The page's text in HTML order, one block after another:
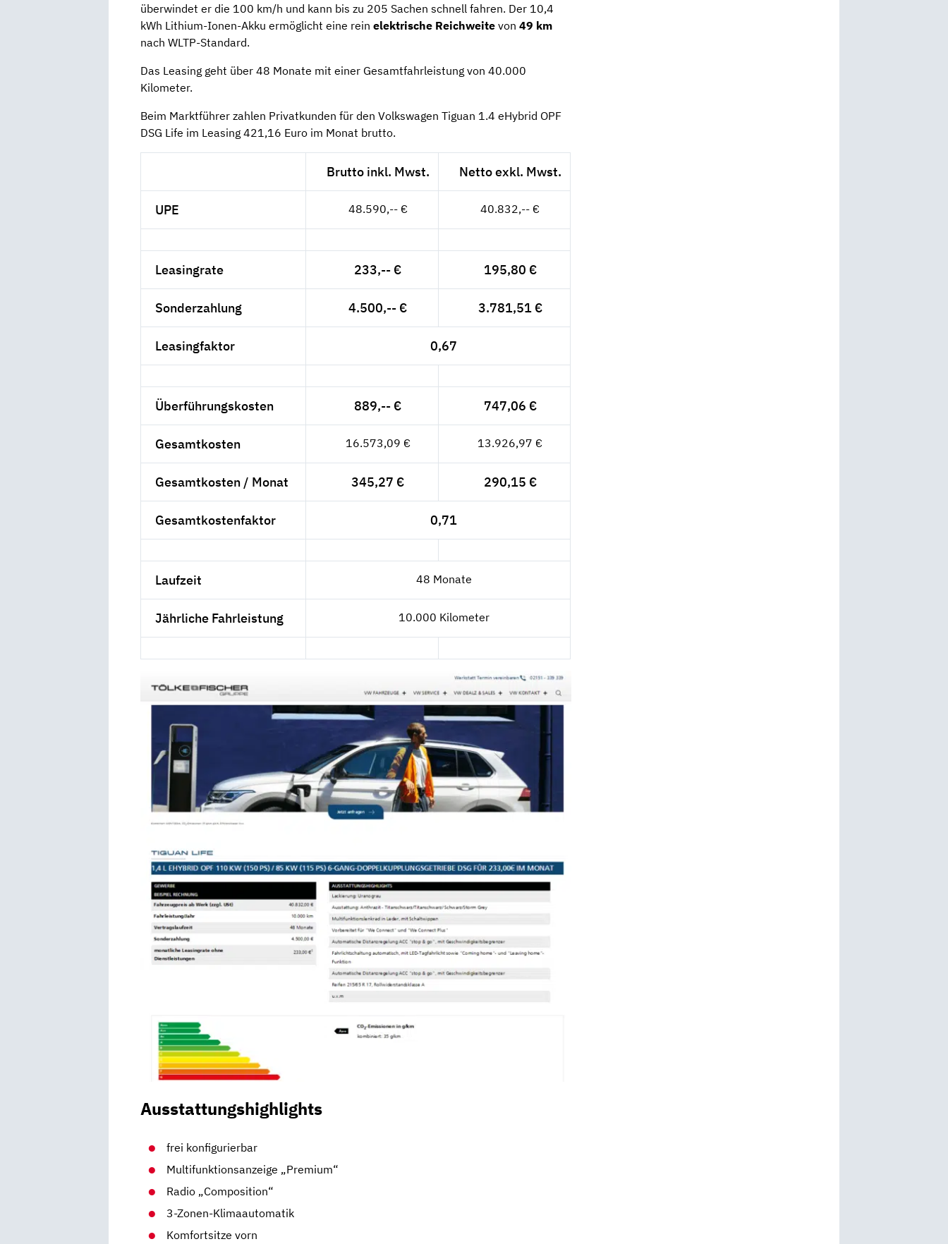
überwindet er die 100 km/h und kann bis zu 205 Sachen schnell fahren. Der 10,4
kWh Lithium-Ionen-Akku ermöglicht eine rein elektrische Reichweite von 49 km
nach WLTP-Standard.
Das Leasing geht über 48 Monate mit einer Gesamtfahrleistung von 40.000
Kilometer.
Beim Marktführer zahlen Privatkunden für den Volkswagen Tiguan 1.4 eHybrid OPF
DSG Life im Leasing 421,16 Euro im Monat brutto.
Brutto inkl. Mwst. Netto exkl. Mwst.
UPE 48.590,-- € 40.832,-- €
Leasingrate 233,-- € 195,80 €
Sonderzahlung 4.500,-- € 3.781,51 €
Leasingfaktor 0,67
Überführungskosten 889,-- € 747,06 €
Gesamtkosten 16.573,09 € 13.926,97 €
Gesamtkosten / Monat 345,27 € 290,15 €
Gesamtkostenfaktor 0,71
Laufzeit 48 Monate
Jährliche Fahrleistung 10.000 Kilometer
Ausstattungshighlights
frei konfigurierbar
Multifunktionsanzeige „Premium“
Radio „Composition“
3-Zonen-Klimaautomatik
Komfortsitze vorn